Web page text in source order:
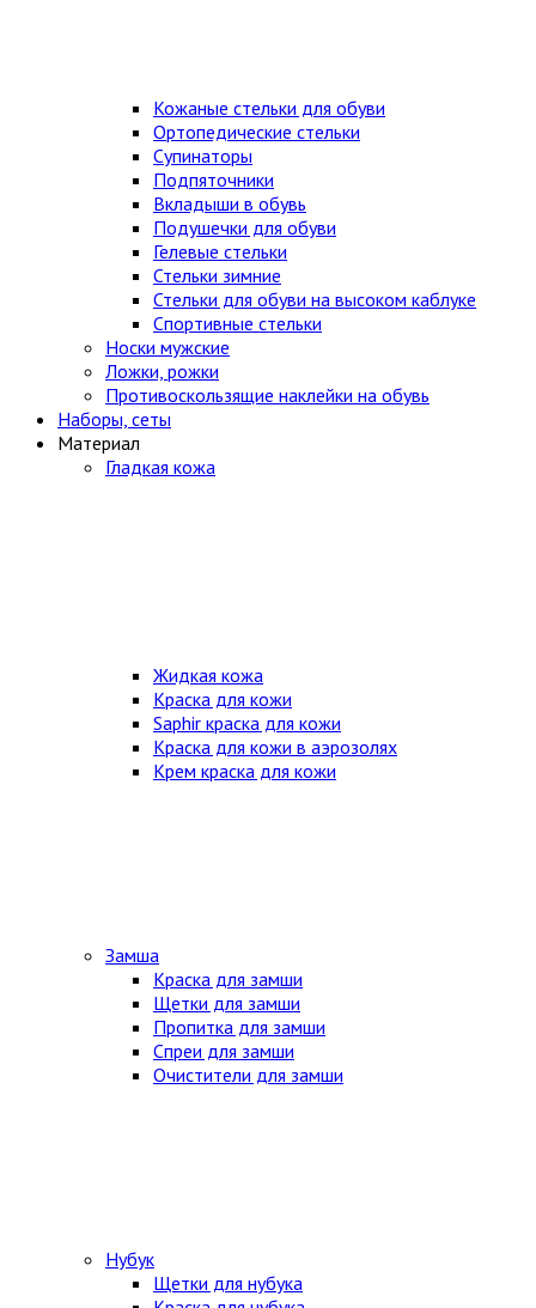
Кожаные стельки для обуви
Ортопедические стельки
Супинаторы
Подпяточники
Вкладыши в обувь
Подушечки для обуви
Гелевые стельки
Стельки зимние
Стельки для обуви на высоком каблуке
Спортивные стельки
Носки мужские
Ложки, рожки
Противоскользящие наклейки на обувь
Наборы, сеты
Материал
Гладкая кожа
Жидкая кожа
Краска для кожи
Saphir краска для кожи
Краска для кожи в аэрозолях
Крем краска для кожи
Замша
Краска для замши
Щетки для замши
Пропитка для замши
Спреи для замши
Очистители для замши
Нубук
Щетки для нубука